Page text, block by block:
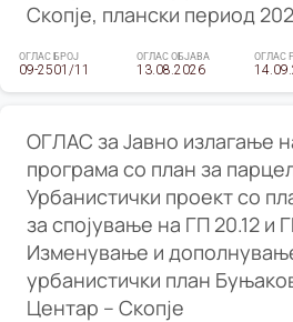
Скопје, плански период
ОГЛАС БРОЈ
09-2501/11
ОГЛАС ОБЈАВА
13.08.2026
ОГЛАС
ОГЛАС за Јавно излагање
програма со план за
Урбанистички проект со
за спојување на ГП 20.12 и
Изменување и
урбанистички план
Центар – Скопје